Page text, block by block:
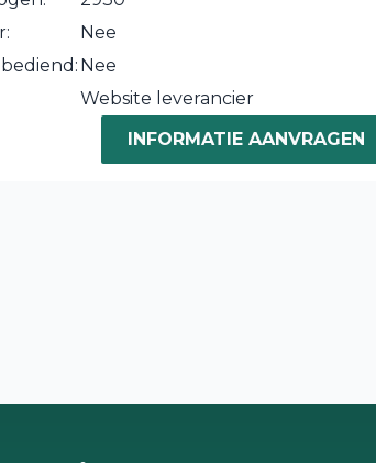
Nee
Nee
Website leverancier
INFORMATIE AANVRAGEN